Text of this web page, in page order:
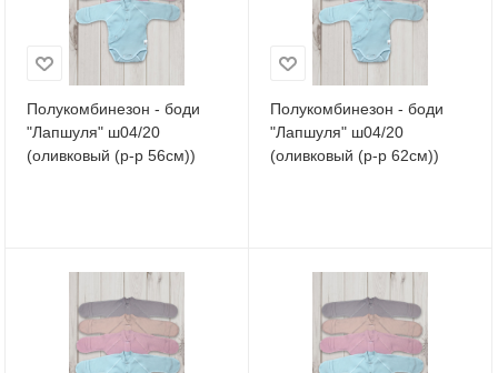
Полукомбинезон - боди
"Лапшуля" ш04/20
(оливковый (р-р 56см))
Полукомбинезон - боди
"Лапшуля" ш04/20
(оливковый (р-р 62см))